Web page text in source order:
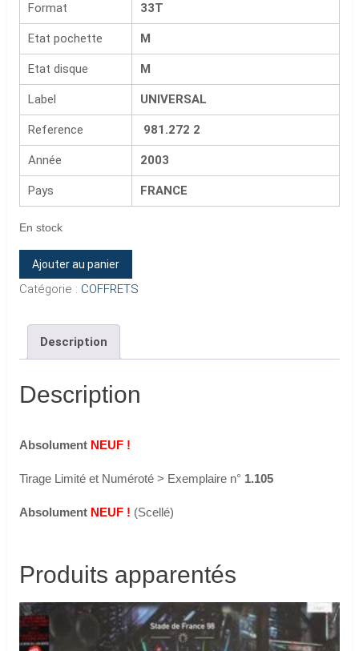
Format 33T
Etat pochette M
Etat disque M
Label UNIVERSAL
Reference 981.272 2
Année 2003
Pays FRANCE
En stock
quantité
de
"PARC
2003"
Ajouter au panier
Catégorie : COFFRETS
Description
Description
Absolument NEUF !
Tirage Limité et Numéroté > Exemplaire n° 1.105
Absolument NEUF ! (Scellé)
Produits apparentés